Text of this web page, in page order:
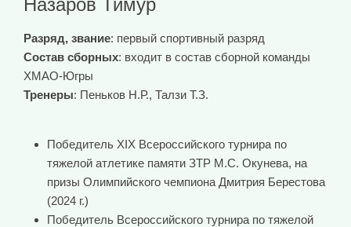
Назаров Тимур
Разряд, звание: первый спортивный разряд
Состав сборных: входит в состав сборной команды
ХМАО-Югры
Тренеры: Пеньков Н.Р., Талзи Т.З.
Победитель XIX Всероссийского турнира по
тяжелой атлетике памяти ЗТР М.С. Окунева, на
призы Олимпийского чемпиона Дмитрия Берестова
(2024 г.)
Победитель Всероссийского турнира по тяжелой